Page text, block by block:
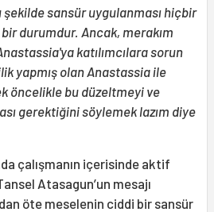
sansür uygulanması hiçbir
durumdur. Ancak, merakım
katılımcılara sorun
yapmış olan Anastassia ile
öncelikle bu düzeltmeyi ve
gerektiğini söylemek lazım diye
çalışmanın içerisinde aktif
Atasagun’un mesajı
öte meselenin ciddi bir sansür